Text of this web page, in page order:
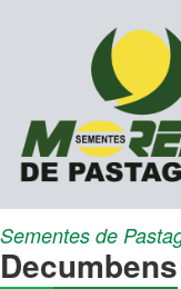
Sementes de
Decumbens